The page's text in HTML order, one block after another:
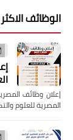
الاكثر
03 أغسطس 2026
العام
للعلوم